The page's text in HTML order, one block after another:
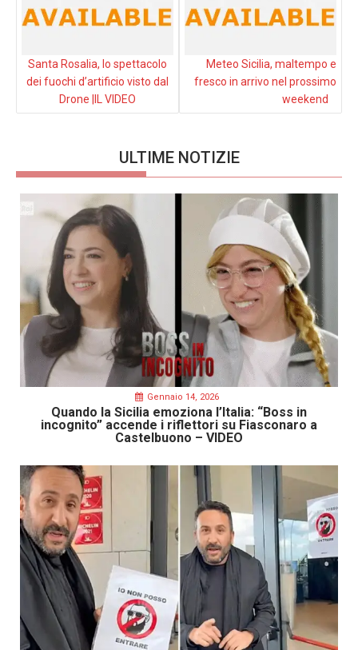
Santa Rosalia, lo spettacolo
dei fuochi d’artificio visto dal
Drone |IL VIDEO
Meteo Sicilia, maltempo e
fresco in arrivo nel prossimo
weekend
ULTIME NOTIZIE
Gennaio 14, 2026
Quando la Sicilia emoziona l’Italia: “Boss in
incognito” accende i riflettori su Fiasconaro a
Castelbuono – VIDEO